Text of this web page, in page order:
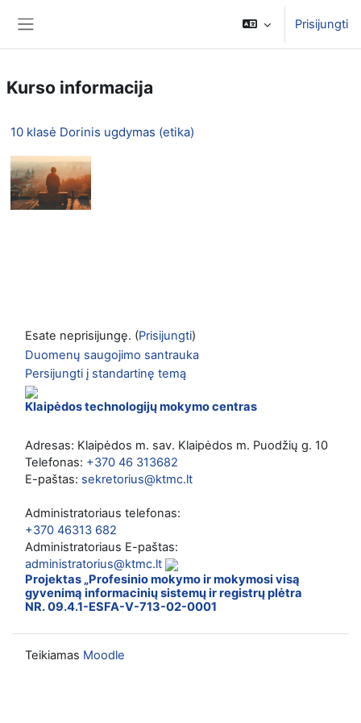
Prisijungti
Kurso informacija
10 klasė Dorinis ugdymas (etika)
Esate neprisijungę. (Prisijungti)
Duomenų saugojimo santrauka
Persijungti į standartinę temą
Klaipėdos technologijų mokymo centras
Adresas: Klaipėdos m. sav. Klaipėdos m. Puodžių g. 10
Telefonas: +370 46 313682
E-paštas: sekretorius@ktmc.lt
Administratoriaus telefonas:
+370 46313 682
Administratoriaus E-paštas:
administratorius@ktmc.lt
Projektas „Profesinio mokymo ir mokymosi visą
gyvenimą informacinių sistemų ir registrų plėtra
NR. 09.4.1-ESFA-V-713-02-0001
Teikiamas Moodle